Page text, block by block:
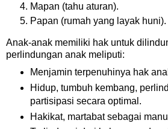
Mapan (tahu aturan).
Papan (rumah yang layak huni).
Anak-anak memiliki hak untuk
perlindungan anak meliputi:
Menjamin terpenuhinya hak
Hidup, tumbuh kembang,
partisipasi secara optimal.
Hakikat, martabat sebagai